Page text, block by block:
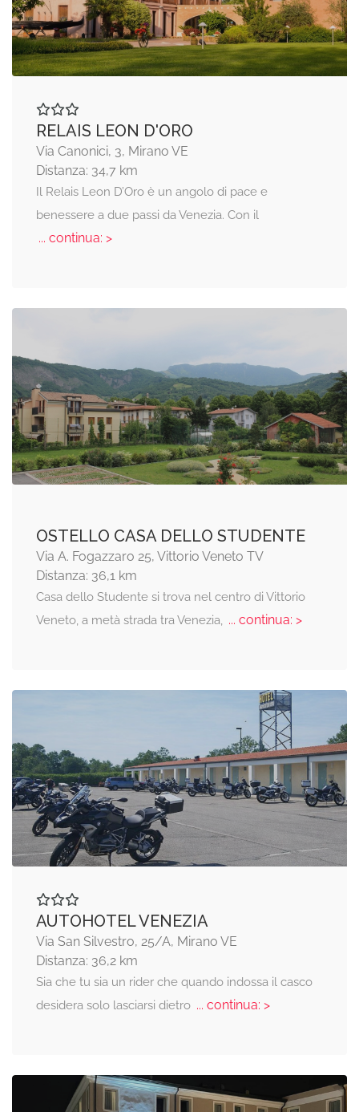
RELAIS LEON D'ORO
Via Canonici, 3, Mirano VE
Distanza: 34,7 km
Il Relais Leon D’Oro è un angolo di pace e
benessere a due passi da Venezia. Con il
... continua: >
OSTELLO CASA DELLO STUDENTE
Via A. Fogazzaro 25, Vittorio Veneto TV
Distanza: 36,1 km
Casa dello Studente si trova nel centro di Vittorio
Veneto, a metà strada tra Venezia, ... continua: >
AUTOHOTEL VENEZIA
Via San Silvestro, 25/A, Mirano VE
Distanza: 36,2 km
Sia che tu sia un rider che quando indossa il casco
desidera solo lasciarsi dietro... continua: >